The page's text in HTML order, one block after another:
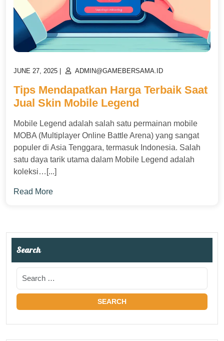
POSTED
JUNE 27, 2025
POSTED
ADMIN@GAMEBERSAMA.ID
Tips Mendapatkan Harga Terbaik Saat
Jual Skin Mobile Legend
Mobile Legend adalah salah satu permainan mobile
MOBA (Multiplayer Online Battle Arena) yang sangat
populer di Asia Tenggara, termasuk Indonesia. Salah
satu daya tarik utama dalam Mobile Legend adalah
koleksi…[...]
Read More
Search